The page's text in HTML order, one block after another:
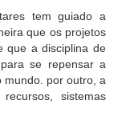
tem guiado a
que os projetos
que a disciplina de
se repensar a
mundo. por outro, a
sistemas